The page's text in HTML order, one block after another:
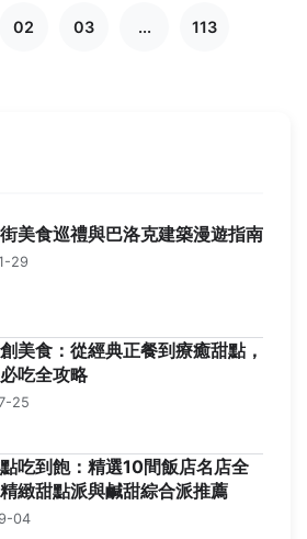
02 03 ... 113
美食巡禮與巴洛克建築漫遊指南
29
美食：從經典正餐到療癒甜點，
吃全攻略
25
吃到飽：精選10間飯店名店全
緻甜點派與鹹甜綜合派推薦
04